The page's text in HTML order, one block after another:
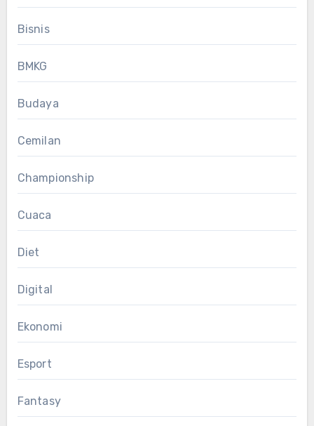
Bisnis
BMKG
Budaya
Cemilan
Championship
Cuaca
Diet
Digital
Ekonomi
Esport
Fantasy